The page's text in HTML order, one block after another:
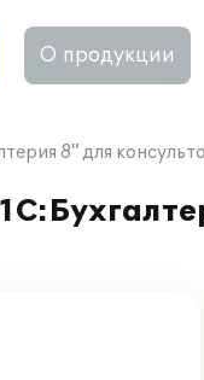
О продукции
8" для